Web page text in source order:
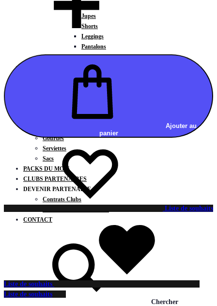
Jupes
Shorts
Leggings
Pantalons
CARTES CADEAUX
Chaussettes / Sous-vêtements
Poignets / Manchettes / Gants
Casquettes / Visières / Bandeaux
Antivibrateurs
Gourdes
Serviettes
Sacs
PACKS DU MOIS
CLUBS PARTENAIRES
DEVENIR PARTENAIRE
Contrats Clubs
CONTACT
Chercher
Ajouter au
panier
Liste de souhaits
Liste de souhaits
Liste de souhaits